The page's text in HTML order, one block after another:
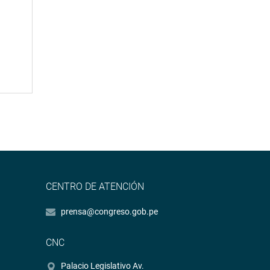
CENTRO DE ATENCIÓN
prensa@congreso.gob.pe
CNC
Palacio Legislativo Av.